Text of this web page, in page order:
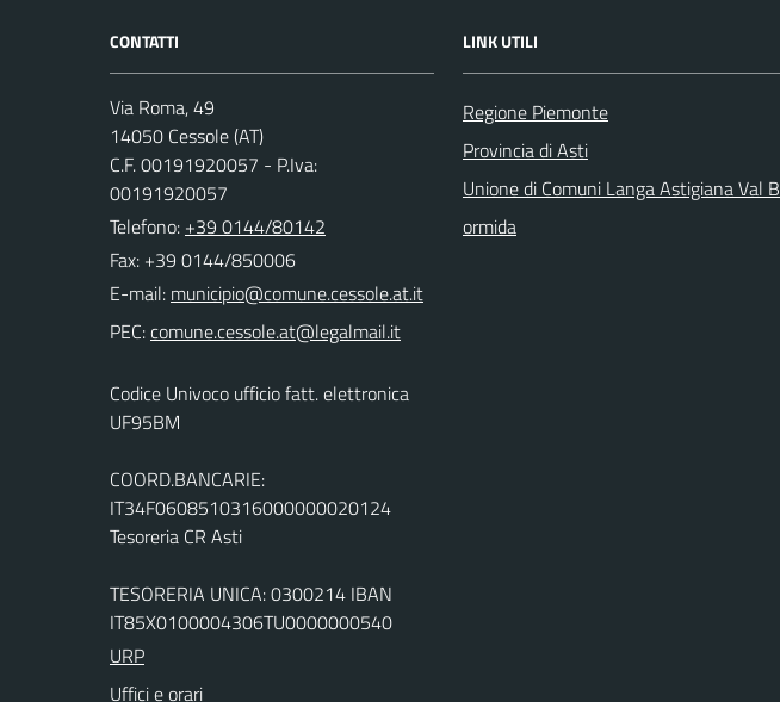
CONTATTI
Via Roma, 49
14050 Cessole (AT)
C.F. 00191920057 - P.Iva:
00191920057
Telefono: +39 0144/80142
Fax: +39 0144/850006
E-mail:
PEC:
Codice Univoco ufficio fatt. elettronica
UF95BM
COORD.BANCARIE:
IT34F0608510316000000020124
Tesoreria CR Asti
TESORERIA UNICA: 0300214 IBAN
IT85X0100004306TU0000000540
URP
Uffici e orari
LINK UTILI
Regione Piemonte
Provincia di Asti
Unione di Comuni Langa Astigiana Val B
ormida